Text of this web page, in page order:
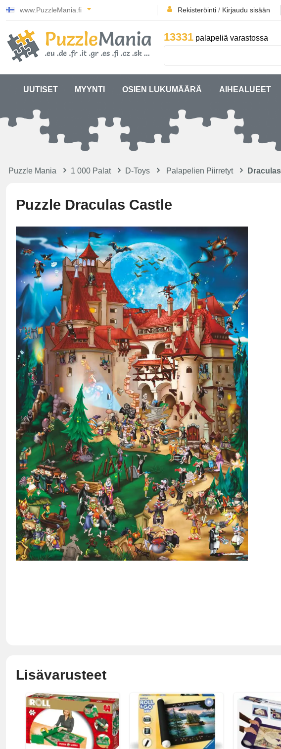
www.PuzzleMania.fi Rekisteröinti / Kirjaudu sisään
13331 palapeliä varastossa
UUTISET MYYNTI OSIEN LUKUMÄÄRÄ AIHEALUEET
Puzzle Mania 1 000 Palat D-Toys Palapelien Piirretyt
Puzzle Draculas Castle
Lisävarusteet